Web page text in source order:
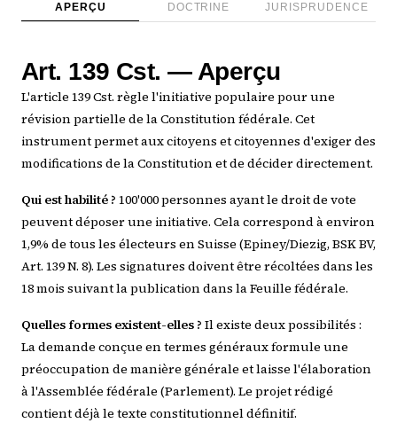
APERÇU DOCTRINE JURISPRUDENCE
Art. 139 Cst. — Aperçu
L'article 139 Cst. règle l'initiative populaire pour une
révision partielle de la Constitution fédérale. Cet
instrument permet aux citoyens et citoyennes d'exiger des
modifications de la Constitution et de décider directement.
Qui est habilité ? 100'000 personnes ayant le droit de vote
peuvent déposer une initiative. Cela correspond à environ
1,9% de tous les électeurs en Suisse (Epiney/Diezig, BSK BV,
Art. 139 N. 8). Les signatures doivent être récoltées dans les
18 mois suivant la publication dans la Feuille fédérale.
Quelles formes existent-elles ? Il existe deux possibilités :
La demande conçue en termes généraux formule une
préoccupation de manière générale et laisse l'élaboration
à l'Assemblée fédérale (Parlement). Le projet rédigé
contient déjà le texte constitutionnel définitif.